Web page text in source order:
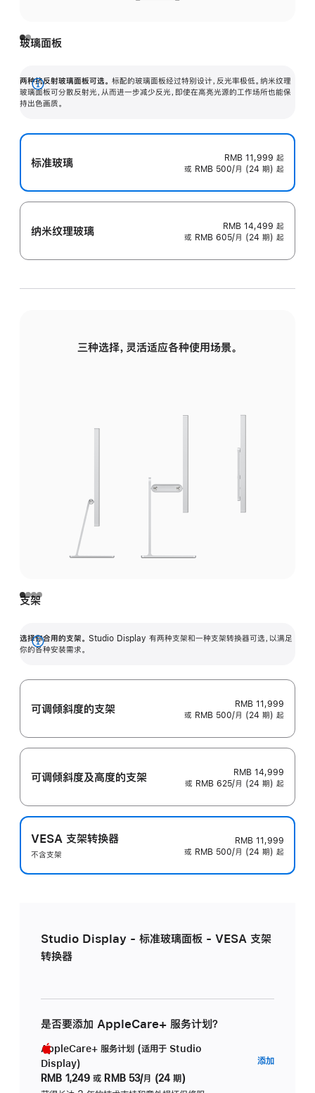
玻璃面板
两种抗反射玻璃面板可选。 标配的玻璃面板经过特别设计，反光率极低。纳米纹理
玻璃面板可分散反射光，从而进一步减少反光，即使在高亮光源的工作场所也能保
持出色画质。
展
开
标准玻璃 RMB 11,999 起
或 RMB 500/月 (24 期) 起
纳米纹理玻璃 RMB 14,499 起
或 RMB 605/月 (24 期) 起
三种选择，灵活适应各种使用场景。
支架
选择你合用的支架。 Studio Display 有两种支架和一种支架转换器可选，以满足
你的各种安装需求。
展
可调倾斜度的支架
RMB 11,999
或 RMB 500/月 (24 期) 起
可调倾斜度及高‍度的支‍架
RMB 14,999
或 RMB 625/月 (24 期) 起
VESA 支架转换器
不含支架
RMB 11,999
或 RMB 500/月 (24 期) 起
Studio Display - 标准玻璃面板 - VESA 支架
转换器
是否要添加 AppleCare+ 服务计划？
AppleCare+ 服务计划 (适用于 Studio
Display)
RMB 1,249 或 RMB 53/月 (24 期)
添加